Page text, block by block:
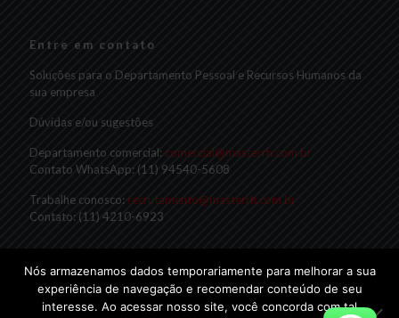
Entre em contato
Soluções para o Departamento Pessoal e Recursos Humanos da
sua empresa
Dúvidas e/ou sugestões
Departamento comercial: comercial@masterrh.com.br
Contato WhatsApp: (11) 94540-5608
Trabalhe conosco: recrutamento@masterrh.com.br
Contato: (11) 4210-6923
Nós armazenamos dados temporariamente para melhorar a sua
experiência de navegação e recomendar conteúdo de seu
interesse. Ao acessar nosso site, você concorda com tal